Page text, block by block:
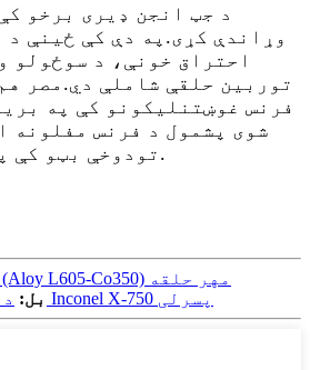
وړاندې کړی.په دې کې ځینې د
احتراق خونې، د سوځولو
توربین حلقې شاملې دي.مصر
فرنس غوښتنلیکونو کې په
شوی پشمول د فرنس مفلونه
تودوخې بټو کې په مهمو ځایونو کې.
Haynes 25 (Aloy L605-Co350) مهر حلقه
بل:
د لوړ حرارت پسرلی Inconel X-750 پسرلی